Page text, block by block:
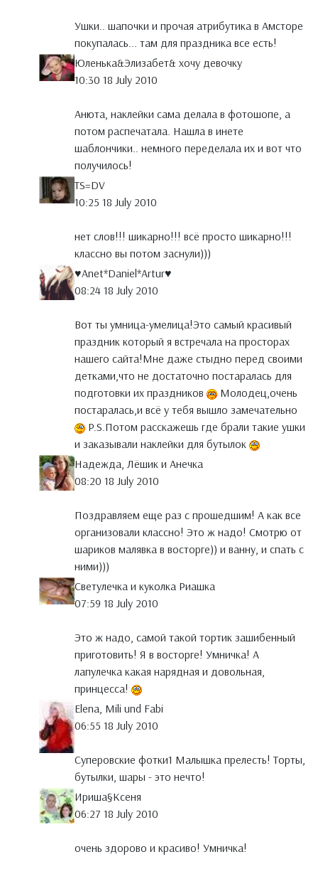
Ушки.. шапочки и прочая атрибутика в Амсторе
покупалась... там для праздника все есть!
Юленька&Элизабет& хочу девочку
10:30 18 July 2010
Анюта, наклейки сама делала в фотошопе, а
потом распечатала. Нашла в инете
шаблончики.. немного переделала их и вот что
получилось!
TS=DV
10:25 18 July 2010
нет слов!!! шикарно!!! всё просто шикарно!!!
классно вы потом заснули)))
♥Anet*Daniel*Artur♥
08:24 18 July 2010
Вот ты умница-умелица!Это самый красивый
праздник который я встречала на просторах
нашего сайта!Мне даже стыдно перед своими
детками,что не достаточно постаралась для
подготовки их праздников
Молодец,очень
постаралась,и всё у тебя вышло замечательно
P.S.Потом расскажешь где брали такие ушки
и заказывали наклейки для бутылок
Надежда, Лёшик и Анечка
08:20 18 July 2010
Поздравляем еще раз с прошедшим! А как все
организовали классно! Это ж надо! Смотрю от
шариков малявка в восторге)) и ванну, и спать с
ними)))
Светулечка и куколка Риашка
07:59 18 July 2010
Это ж надо, самой такой тортик зашибенный
приготовить! Я в восторге! Умничка! А
лапулечка какая нарядная и довольная,
принцесса!
Elena, Mili und Fabi
06:55 18 July 2010
Суперовские фотки1 Малышка прелесть! Торты,
бутылки, шары - это нечто!
Ириша§Ксеня
06:27 18 July 2010
очень здорово и красиво! Умничка!